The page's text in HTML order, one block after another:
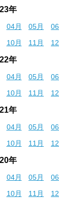
年
04月 05月
10月 11月
年
04月 05月
10月 11月
年
04月 05月
10月 11月
年
04月 05月
10月 11月